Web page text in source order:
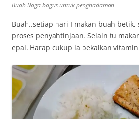
Buah Naga bagus untuk penghadaman
Buah..setiap hari I makan buah betik,
proses penyahtinjaan. Selain tu
epal. Harap cukup la bekalkan